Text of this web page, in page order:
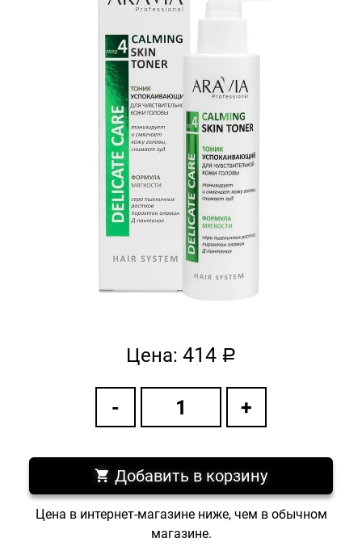
Цена: 414 a
Добавить в корзину
Цена в интернет-магазине ниже, чем в обычном
магазине.